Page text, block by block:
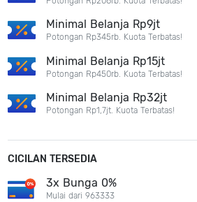
Minimal Belanja Rp9jt
Potongan Rp345rb. Kuota Terbatas!
Minimal Belanja Rp15jt
Potongan Rp450rb. Kuota Terbatas!
Minimal Belanja Rp32jt
Potongan Rp1,7jt. Kuota Terbatas!
CICILAN TERSEDIA
3x Bunga 0%
Mulai dari 963333